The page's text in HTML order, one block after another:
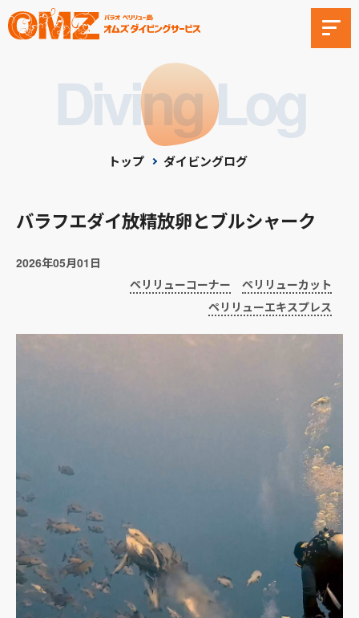
Diving Log
トップ ダイビングログ
バラフエダイ放精放卵とブルシャーク
2026年05月01日
ペリリューコーナー
ペリリューカット
ペリリューエキスプレス